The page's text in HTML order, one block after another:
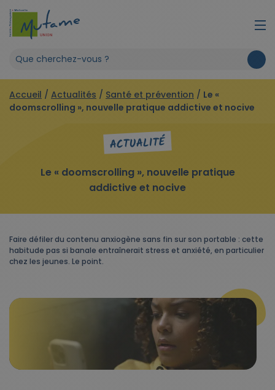
Accueil / Actualités / Santé et prévention / Le «
doomscrolling », nouvelle pratique addictive et nocive
ACTUALITÉ
Le « doomscrolling », nouvelle pratique
addictive et nocive
Faire défiler du contenu anxiogène sans fin sur son portable : cette
habitude pas si banale entraînerait stress et anxiété, en particulier
chez les jeunes. Le point.